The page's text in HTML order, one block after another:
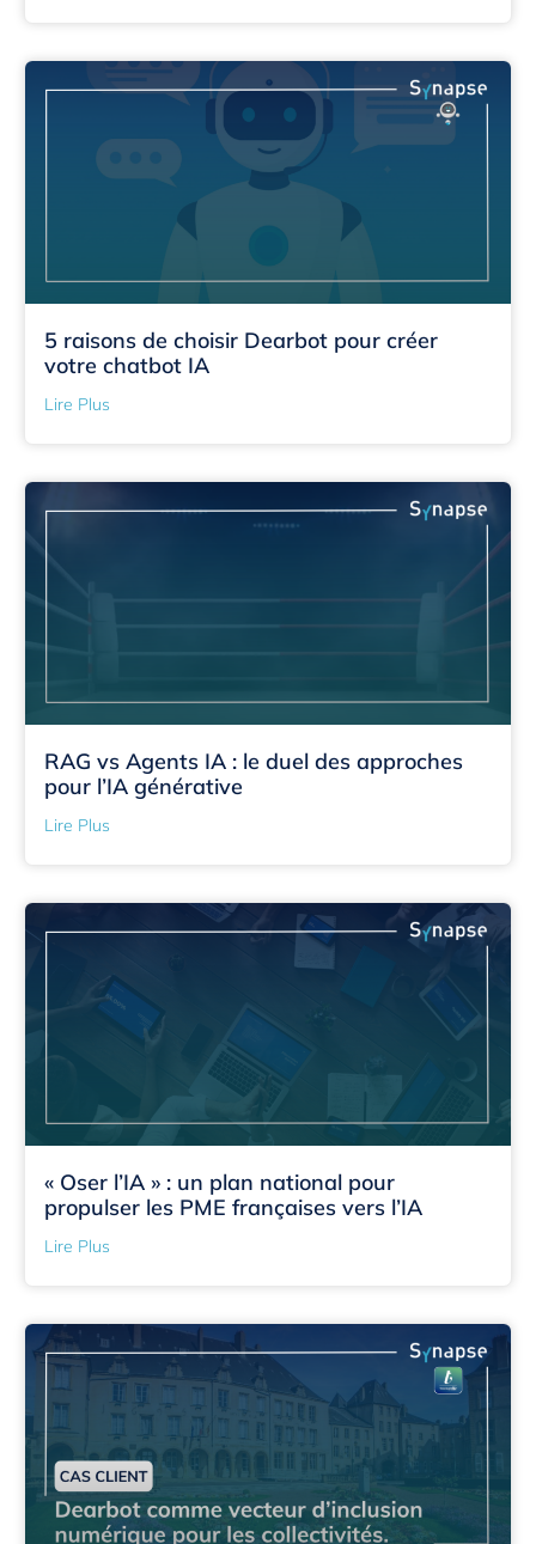
5 raisons de choisir Dearbot pour créer
votre chatbot IA
Lire Plus
RAG vs Agents IA : le duel des approches
pour l’IA générative
Lire Plus
« Oser l’IA » : un plan national pour
propulser les PME françaises vers l’IA
Lire Plus